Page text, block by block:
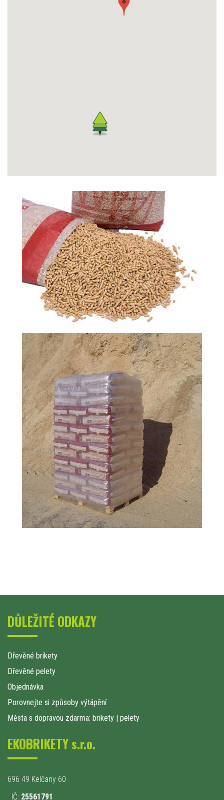
DŮLEŽITÉ ODKAZY
Dřevěné brikety
Dřevěné pelety
Objednávka
Porovnejte si způsoby výtápění
Města s dopravou zdarma: brikety | pelety
EKOBRIKETY s.r.o.
696 49 Kelčany 60
IČ: 25561791